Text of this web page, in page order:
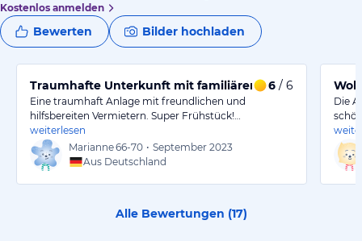
Kostenlos anmelden
Bewerten Bilder hochladen
Traumhafte Unterkunft mit familiärer Atmosphäre
6 / 6
Eine traumhaft Anlage mit freundlichen und
hilfsbereiten Vermietern. Super Frühstück!…
weiterlesen
Marianne66-70 • September 2023
Aus Deutschland
Die
Alle Bewertungen (17)